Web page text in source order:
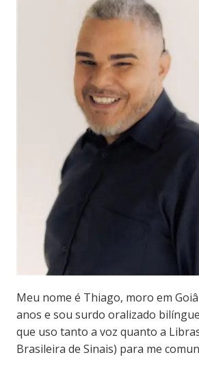
Meu nome é Thiago, moro em
anos e sou surdo oralizado
que uso tanto a voz quanto a
Brasileira de Sinais) para me